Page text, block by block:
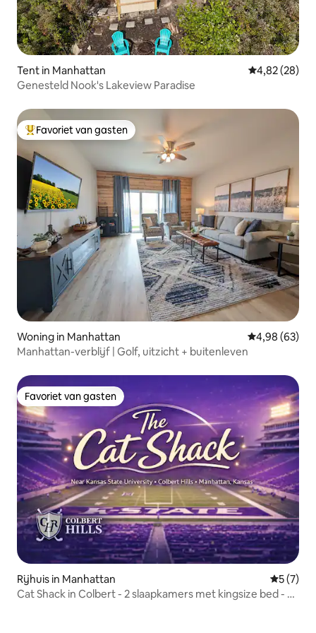
Tent in Manhattan Gemiddelde
4,82 (28)
Genesteld Nook's Lakeview Paradise
Topfavoriet van gasten
Favoriet van gasten
Woning in Manhattan Gemiddelde
4,98 (63)
Manhattan-verblijf | Golf, uitzicht + buitenleven
Favoriet van gasten
Favoriet van gasten
Rijhuis in Manhattan
5 (7)
Cat Shack in Colbert - 2 slaapkamers met kingsize bed - 2